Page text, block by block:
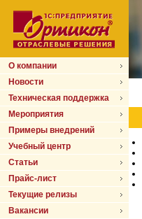
О компании
Новости
Техническая поддержка
Мероприятия
Примеры внедрений
Учебный центр
Статьи
Прайс-лист
Текущие релизы
Вакансии